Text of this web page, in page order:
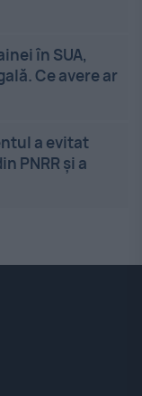
în SUA,
Ce avere ar
a evitat
PNRR și a